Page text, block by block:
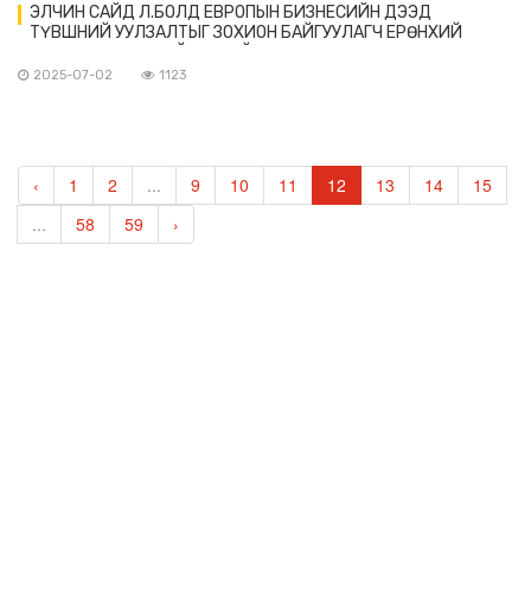
ЭЛЧИН САЙД Л.БОЛД ЕВРОПЫН БИЗНЕСИЙН ДЭЭД
ТҮВШНИЙ УУЛЗАЛТЫГ ЗОХИОН БАЙГУУЛАГЧ ЕРӨНХИЙ
2025-07-02 1123
‹ 1 2 ... 9 10 11 12 13 14
15
...
58 59 ›